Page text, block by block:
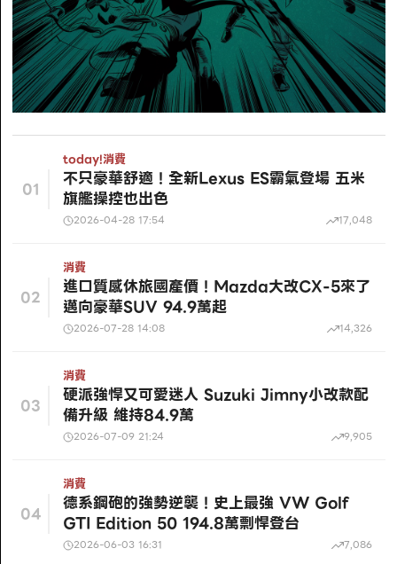
01
today!消費
不只豪華舒適！全新Lexus ES霸氣登場 五米
旗艦操控也出色
2026-04-28 17:54 17,048
02
消費
進口質感休旅國產價！Mazda大改CX-5來了
邁向豪華SUV 94.9萬起
2026-07-28 14:08 14,326
03
消費
硬派強悍又可愛迷人 Suzuki Jimny小改款配
備升級 維持84.9萬
2026-07-09 21:24 9,905
04
消費
德系鋼砲的強勢逆襲！史上最強 VW Golf
GTI Edition 50 194.8萬剽悍登台
2026-06-03 16:31 7,086